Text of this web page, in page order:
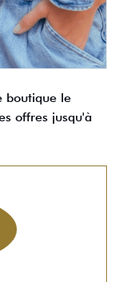
boutique le
offres jusqu'à